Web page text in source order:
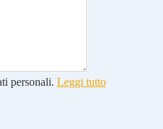
personali. Leggi tutto